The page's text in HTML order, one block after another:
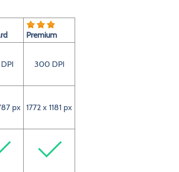
Premium
300 DPI
px 1772 x 1181 px